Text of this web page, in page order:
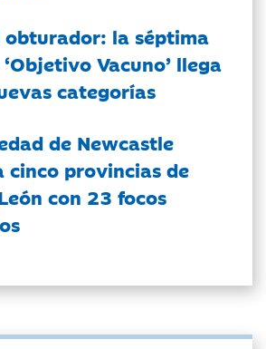
obturador: la séptima
Vacuno’ llega
categorías
de Newcastle
cinco provincias de
con 23 focos